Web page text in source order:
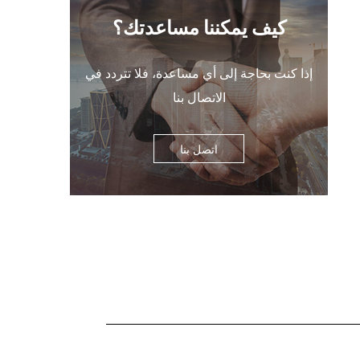
كيف يمكننا مساعدتك؟
إذا كنت بحاجة إلى أي مساعدة، فلا تتردد في
الاتصال بنا
اتصل بنا